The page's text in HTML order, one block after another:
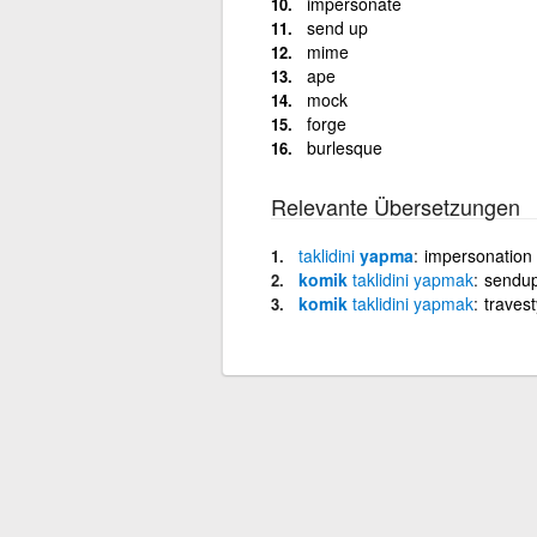
send up
mime
ape
mock
forge
burlesque
Relevante Übersetzungen
taklidiniyapma impersonation
komik taklidini yapmak
komik taklidini yapmak